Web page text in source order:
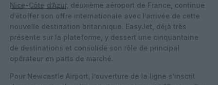
Nice-Côte d’Azur, deuxième aéroport de France, continue
d’étoffer son offre internationale avec l’arrivée de cette
nouvelle destination britannique. EasyJet, déjà très
présente sur la plateforme, y dessert une cinquantaine
de destinations et consolide son rôle de principal
opérateur en parts de marché.
Pour Newcastle Airport, l’ouverture de la ligne s’inscrit